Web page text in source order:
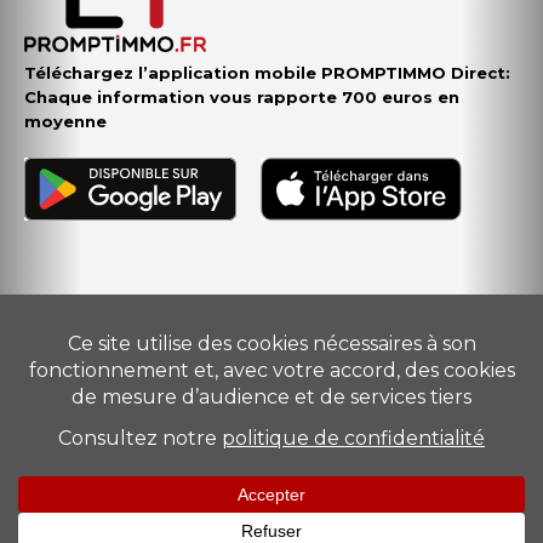
Téléchargez l’application mobile PROMPTIMMO Direct:
Chaque information vous rapporte 700 euros en
moyenne
Vendre–Acheter–Estimer–Nos conseillers–Devenir